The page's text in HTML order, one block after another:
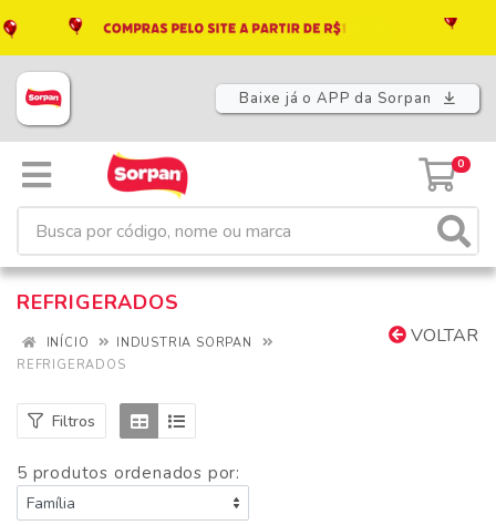
Baixe já o APP da Sorpan
0
REFRIGERADOS
VOLTAR
INÍCIO
INDUSTRIA SORPAN
REFRIGERADOS
Filtros
5 produtos ordenados por: